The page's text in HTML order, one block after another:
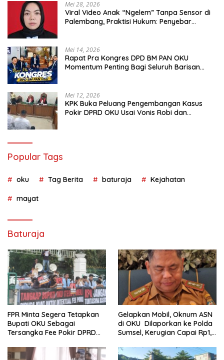
Mei 28, 2026
Viral Video Anak “Ngelem” Tanpa Sensor di
Palembang, Praktisi Hukum: Penyebar
Mei 14, 2026
Rapat Pra Kongres DPD BM PAN OKU
Momentum Penting Bagi Seluruh Barisan
Mei 12, 2026
KPK Buka Peluang Pengembangan Kasus
Pokir DPRD OKU Usai Vonis Robi dan
Popular Tags
oku Tag Berita baturaja Kejahatan
mayat
Baturaja
FPR Minta Segera Tetapkan
Bupati OKU Sebagai
Tersangka Fee Pokir DPRD
Gelapkan Mobil, Oknum ASN
di OKU Dilaporkan ke Polda
Sumsel, Kerugian Capai Rp1,2